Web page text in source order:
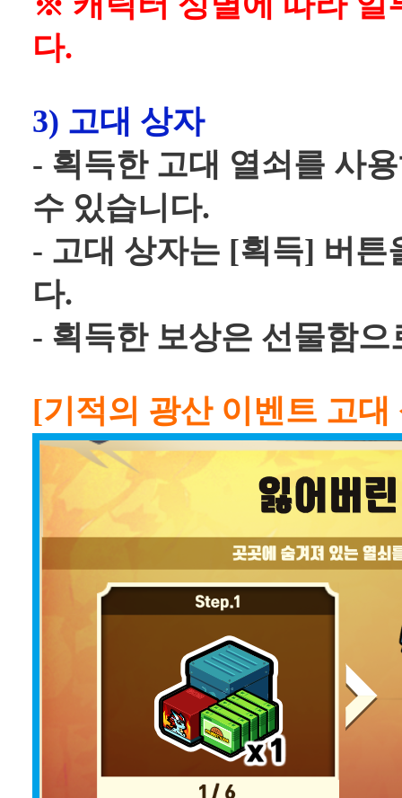
다.
3) 고대 상자
- 획득한 고대 열쇠를 사
수 있습니다.
- 고대 상자는 [획득] 버튼
다.
- 획득한 보상은 선물함
[기적의 광산 이벤트 고대